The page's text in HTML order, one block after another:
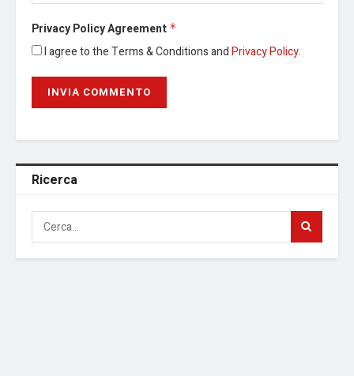
Privacy Policy Agreement *
I agree to the Terms & Conditions andPrivacy Policy.
Ricerca